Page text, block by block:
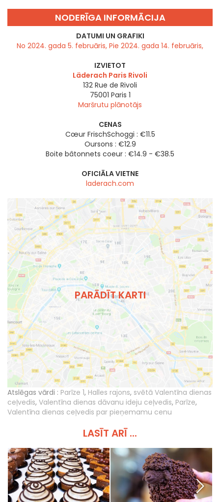
NODERĪGA INFORMĀCIJA
DATUMI UN GRAFIKI
No 2024. gada 5. februāris, Pie 2024. gada 14. februāris,
IZVIETOT
Läderach Paris Rivoli
132 Rue de Rivoli
75001 Paris 1
Maršrutu plānotājs
CENAS
Cœur FrischSchoggi : €11.5
Oursons : €12.9
Boite bâtonnets coeur : €14.9 - €38.5
OFICIĀLA VIETNE
laderach.com
PARĀDĪT KARTI
Atslēgas vārdi : Parīze 1, Halles rajons, svētā Valentīna dienas
ceļvedis, Valentīna dienas dāvanu ideju ceļvedis, Parīze,
Valentīna dienas ceļvedis par pieņemamu cenu
LASĪT ARĪ ...